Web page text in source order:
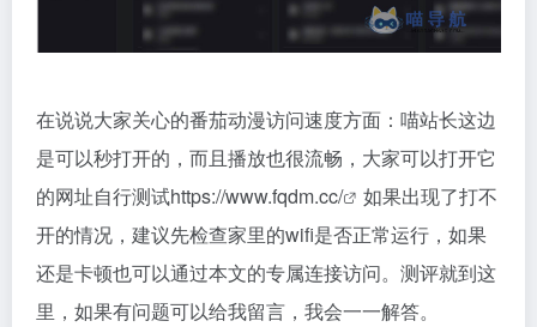
在说说大家关心的番茄动漫访问速度方面：喵站长这边
是可以秒打开的，而且播放也很流畅，大家可以打开它
的网址自行测试https://www.fqdm.cc/
如果出现了打不
开的情况，建议先检查家里的wifi是否正常运行，如果
还是卡顿也可以通过本文的专属连接访问。测评就到这
里，如果有问题可以给我留言，我会一一解答。